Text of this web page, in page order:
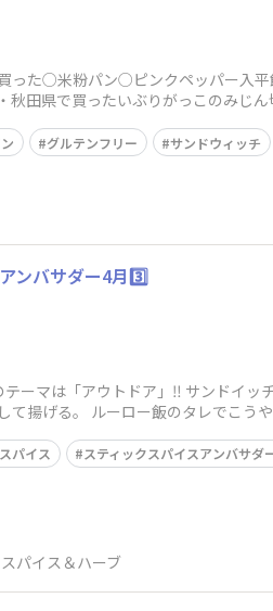
った○米粉パン○ピンクペッパー入
田県で買ったいぶりがっこのみじ
グルテンフリー サンドウィッチ
ンバサダー4月3️⃣
ーマは「アウトドア」‼️ サンドイ
揚げる。 ルーロー飯のタレでこう
パイス スティックスパイスアンバサダ
スパイス＆ハーブ